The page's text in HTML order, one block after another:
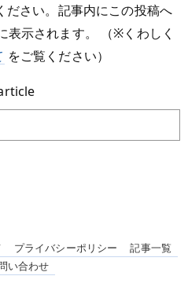
ださい。記事内にこの投稿へ
表示されます。 （※くわしく
をご覧ください）
プライバシーポリシー
記事一覧
い合わせ